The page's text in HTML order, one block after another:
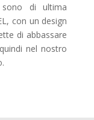
di ultima
con un design
di abbassare
nel nostro